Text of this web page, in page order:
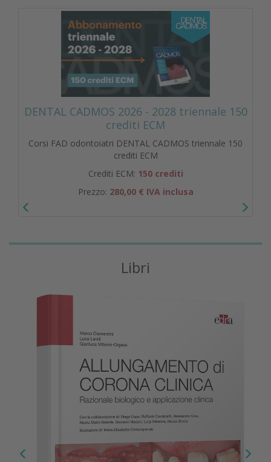
DENTAL CADMOS 2026 - 2028 triennale 150
crediti ECM
Corsi FAD odontoiatri DENTAL CADMOS triennale 150
crediti ECM
Crediti ECM: 150 crediti
Prezzo: 280,00 € IVA inclusa
Libri